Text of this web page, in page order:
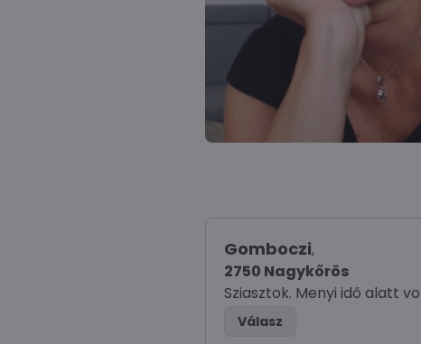
Gomboczi,
2750 Nagykőrös
Sziasztok. Menyi idő alatt
Válasz